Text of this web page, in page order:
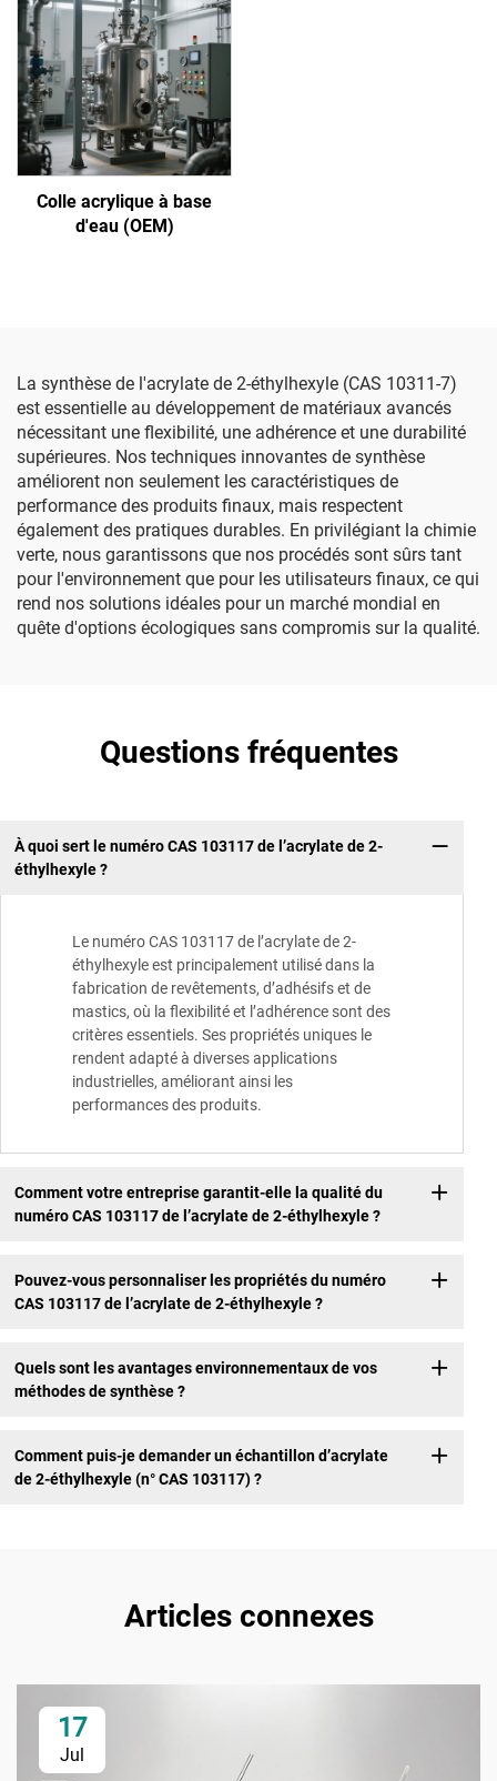
Colle acrylique à base
d'eau (OEM)
La synthèse de l'acrylate de 2-éthylhexyle (CAS 10311-7)
est essentielle au développement de matériaux avancés
nécessitant une flexibilité, une adhérence et une durabilité
supérieures. Nos techniques innovantes de synthèse
améliorent non seulement les caractéristiques de
performance des produits finaux, mais respectent
également des pratiques durables. En privilégiant la chimie
verte, nous garantissons que nos procédés sont sûrs tant
pour l'environnement que pour les utilisateurs finaux, ce qui
rend nos solutions idéales pour un marché mondial en
quête d'options écologiques sans compromis sur la qualité.
Questions fréquentes
À quoi sert le numéro CAS 103117 de l’acrylate de 2-
éthylhexyle ?
Le numéro CAS 103117 de l’acrylate de 2-
éthylhexyle est principalement utilisé dans la
fabrication de revêtements, d’adhésifs et de
mastics, où la flexibilité et l’adhérence sont des
critères essentiels. Ses propriétés uniques le
rendent adapté à diverses applications
industrielles, améliorant ainsi les
performances des produits.
Comment votre entreprise garantit-elle la qualité du
numéro CAS 103117 de l’acrylate de 2-éthylhexyle ?
Pouvez-vous personnaliser les propriétés du numéro
CAS 103117 de l’acrylate de 2-éthylhexyle ?
Quels sont les avantages environnementaux de vos
méthodes de synthèse ?
Comment puis-je demander un échantillon d’acrylate
de 2-éthylhexyle (n° CAS 103117) ?
Articles connexes
17
Jul